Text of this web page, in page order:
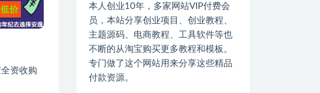
全资收购
本人创业10年，多家网站VIP付费会
员，本站分享创业项目、创业教程、
主题源码、电商教程、工具软件等也
不断的从淘宝购买更多教程和模板。
专门做了这个网站用来分享这些精品
付款资源。